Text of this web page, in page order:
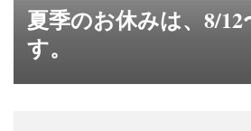
夏季のお休みは、8/
す。